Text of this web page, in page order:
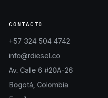
CONTACTO
+57 324 504 4742
info@rdiesel.co
Av. Calle 6 #20A-26
Bogotá, Colombia